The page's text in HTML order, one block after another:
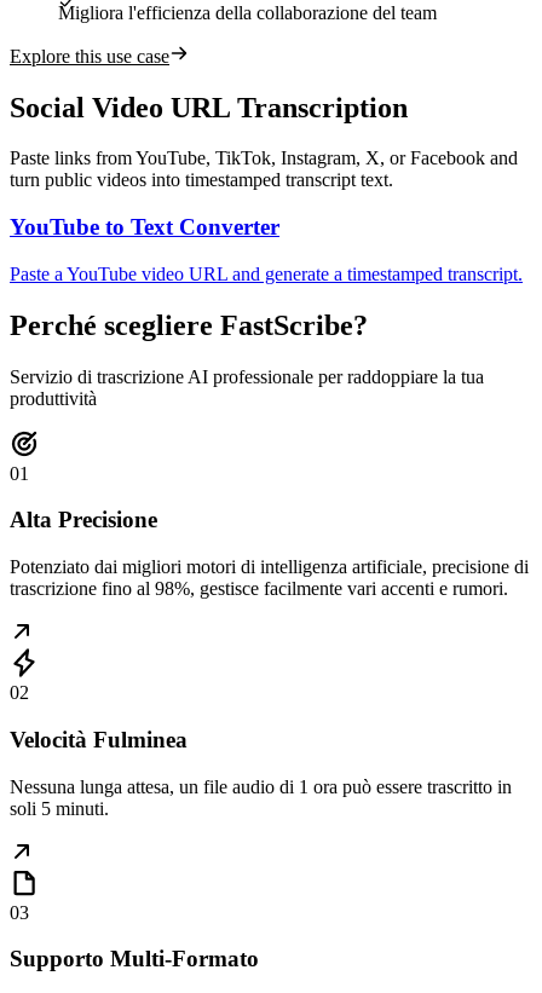
Migliora l'efficienza della collaborazione del team
Explore this use case
Social Video URL Transcription
Paste links from YouTube, TikTok, Instagram, X, or Facebook and
turn public videos into timestamped transcript text.
YouTube to Text Converter
Paste a YouTube video URL and generate a timestamped transcript.
Perché scegliere FastScribe?
Servizio di trascrizione AI professionale per raddoppiare la tua
produttività
01
Alta Precisione
Potenziato dai migliori motori di intelligenza artificiale, precisione di
trascrizione fino al 98%, gestisce facilmente vari accenti e rumori.
02
Velocità Fulminea
Nessuna lunga attesa, un file audio di 1 ora può essere trascritto in
soli 5 minuti.
03
Supporto Multi-Formato